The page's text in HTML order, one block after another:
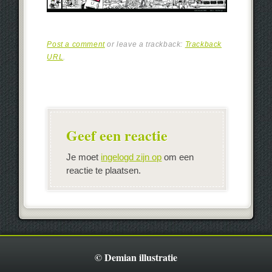
Post a commentor leave a trackback: Trackback
URL.
Geef een reactie
Je moet ingelogd zijn op om een
reactie te plaatsen.
© Demian illustratie